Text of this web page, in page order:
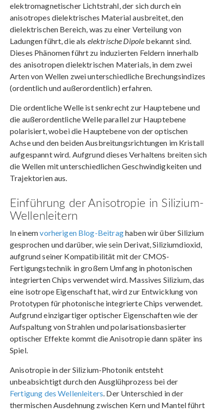
elektromagnetischer Lichtstrahl, der sich durch ein
anisotropes dielektrisches Material ausbreitet, den
dielektrischen Bereich, was zu einer Verteilung von
Ladungen führt, die als elektrische Dipole bekannt sind.
Dieses Phänomen führt zu induzierten Feldern innerhalb
des anisotropen dielektrischen Materials, in dem zwei
Arten von Wellen zwei unterschiedliche Brechungsindizes
(ordentlich und außerordentlich) erfahren.
Die ordentliche Welle ist senkrecht zur Hauptebene und
die außerordentliche Welle parallel zur Hauptebene
polarisiert, wobei die Hauptebene von der optischen
Achse und den beiden Ausbreitungsrichtungen im Kristall
aufgespannt wird. Aufgrund dieses Verhaltens breiten sich
die Wellen mit unterschiedlichen Geschwindigkeiten und
Trajektorien aus.
Einführung der Anisotropie in Silizium-
Wellenleitern
In einemvorherigen Blog-Beitraghaben wir über Silizium
gesprochen und darüber, wie sein Derivat, Siliziumdioxid,
aufgrund seiner Kompatibilität mit der CMOS-
Fertigungstechnik in großem Umfang in photonischen
integrierten Chips verwendet wird. Massives Silizium, das
eine isotrope Eigenschaft hat, wird zur Entwicklung von
Prototypen für photonische integrierte Chips verwendet.
Aufgrund einzigartiger optischer Eigenschaften wie der
Aufspaltung von Strahlen und polarisationsbasierter
optischer Effekte kommt die Anisotropie dann später ins
Spiel.
Anisotropie in der Silizium-Photonik entsteht
unbeabsichtigt durch den Ausglühprozess bei der
Fertigung des Wellenleiters. Der Unterschied in der
thermischen Ausdehnung zwischen Kern und Mantel führt